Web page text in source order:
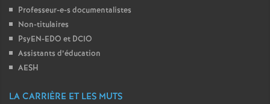
Professeur-e-s documentalistes
Non-titulaires
PsyEN-EDO et DCIO
Assistants d’éducation
AESH
LA CARRIÈRE ET LES MUTS